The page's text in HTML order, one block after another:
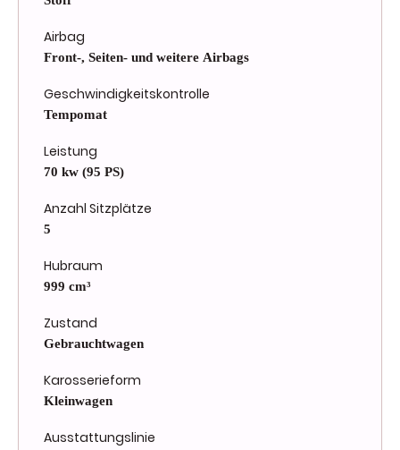
Airbag
Front-, Seiten- und weitere Airbags
Geschwindigkeitskontrolle
Tempomat
Leistung
70 kw (95 PS)
Anzahl Sitzplätze
5
Hubraum
999 cm³
Zustand
Gebrauchtwagen
Karosserieform
Kleinwagen
Ausstattungslinie